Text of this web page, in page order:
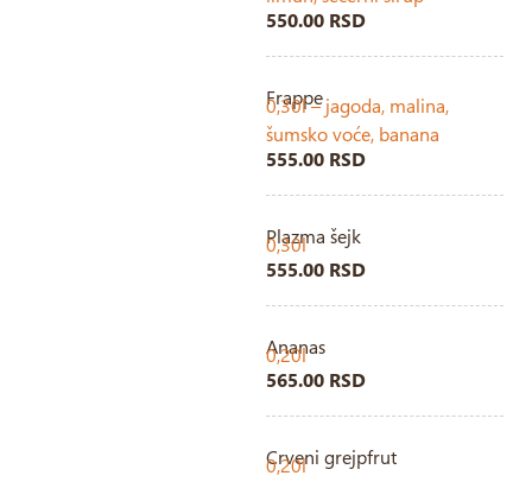
550.00 RSD
Frappe
0,30l – jagoda, malina,
šumsko voće, banana
555.00 RSD
Plazma šejk
0,30l
555.00 RSD
Ananas
0,20l
565.00 RSD
Crveni grejpfrut
0,20l